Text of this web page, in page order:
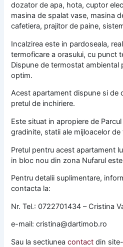
dozator de apa, hota, cuptor
masina de spalat vase, masina
cafetiera, prajitor de paine,
Incalzirea este in pardoseala,
termoficare a orasului, cu punct
Dispune de termostat
optim.
Acest apartament dispune si de
pretul de inchiriere.
Este situat in apropiere de
gradinite, statii ale mijloacelor
Pretul pentru acest apartament
in bloc nou din zona Nufarul
Pentru detalii suplimentare,
contacta la:
Nr. Tel.: 0722701434 – Cristina
e-mail: cristina@dartimob.ro
Sau la sectiuneacontact din